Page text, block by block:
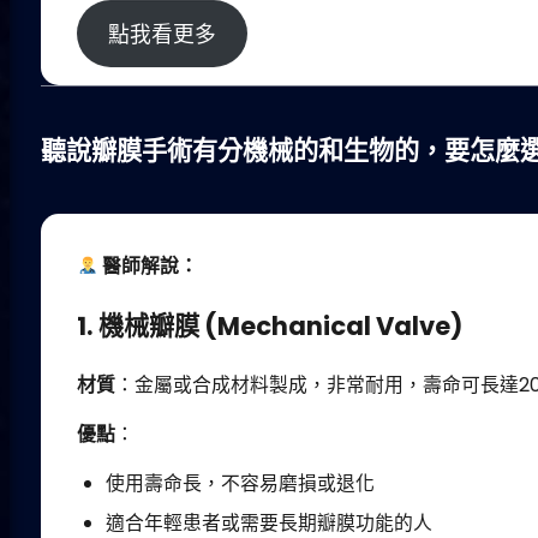
點我看更多
聽說瓣膜手術有分機械的和生物的，要怎麼
醫師解說：
1. 機械瓣膜 (Mechanical Valve)
材質 ：金屬或合成材料製成，非常耐用，壽命可長達
優點 ：
使用壽命長，不容易磨損或退化
適合年輕患者或需要長期瓣膜功能的人